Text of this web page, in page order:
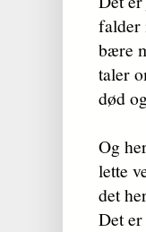
falder
bære
taler
død
Og
lette
det
Det